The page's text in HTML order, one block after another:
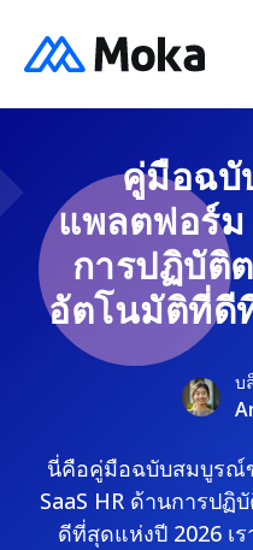
คู่มือฉบั
แพลตฟอร์ม
การปฏิบัติ
อัตโนมัติที่ดี
บ
นี่คือคู่มือฉบับสมบูรณ์
SaaS HR ด้านการป
ดีที่สุดแห่งปี 2026 เ